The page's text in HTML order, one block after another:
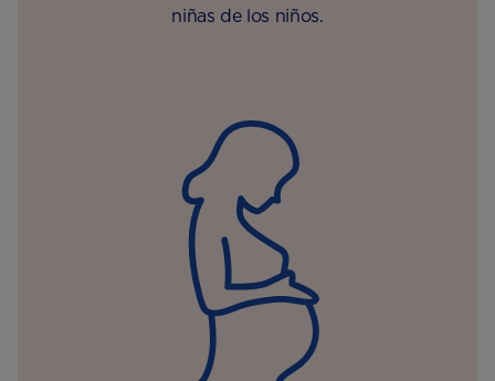
niñas de los niños.